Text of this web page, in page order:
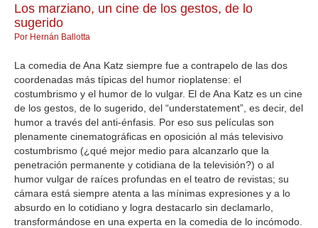
Los marziano, un cine de los gestos, de lo
sugerido
Por Hernán Ballotta
La comedia de Ana Katz siempre fue a contrapelo de las dos
coordenadas más típicas del humor rioplatense: el
costumbrismo y el humor de lo vulgar. El de Ana Katz es un cine
de los gestos, de lo sugerido, del “understatement”, es decir, del
humor a través del anti-énfasis. Por eso sus películas son
plenamente cinematográficas en oposición al más televisivo
costumbrismo (¿qué mejor medio para alcanzarlo que la
penetración permanente y cotidiana de la televisión?) o al
humor vulgar de raíces profundas en el teatro de revistas; su
cámara está siempre atenta a las mínimas expresiones y a lo
absurdo en lo cotidiano y logra destacarlo sin declamarlo,
transformándose en una experta en la comedia de lo incómodo.